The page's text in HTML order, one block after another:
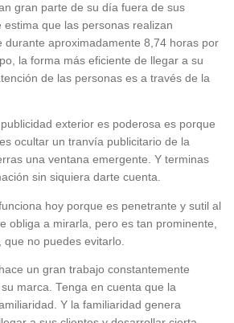
gran parte de su día fuera de sus
estima que las personas realizan
durante aproximadamente 8,74 horas por
la forma más eficiente de llegar a su
de las personas es a través de la
exterior es poderosa es porque
ocultar un tranvía publicitario de la
una ventana emergente. Y terminas
sin siquiera darte cuenta.
hoy porque es penetrante y sutil al
obliga a mirarla, pero es tan prominente,
no puedes evitarlo.
un gran trabajo constantemente
marca. Tenga en cuenta que la
Y la familiaridad genera